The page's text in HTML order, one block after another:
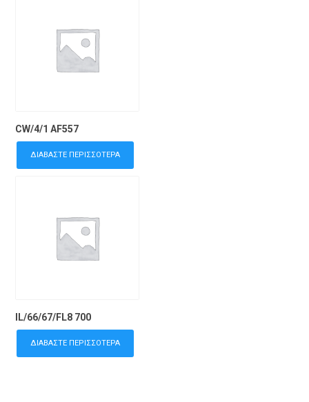
CW/4/1 AF557
ΔΙΑΒΆΣΤΕ ΠΕΡΙΣΣΌΤΕΡΑ
IL/66/67/FL8 700
ΔΙΑΒΆΣΤΕ ΠΕΡΙΣΣΌΤΕΡΑ